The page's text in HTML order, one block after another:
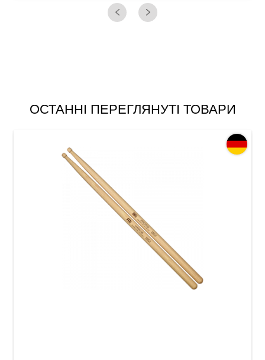
ОСТАННІ ПЕРЕГЛЯНУТІ ТОВАРИ